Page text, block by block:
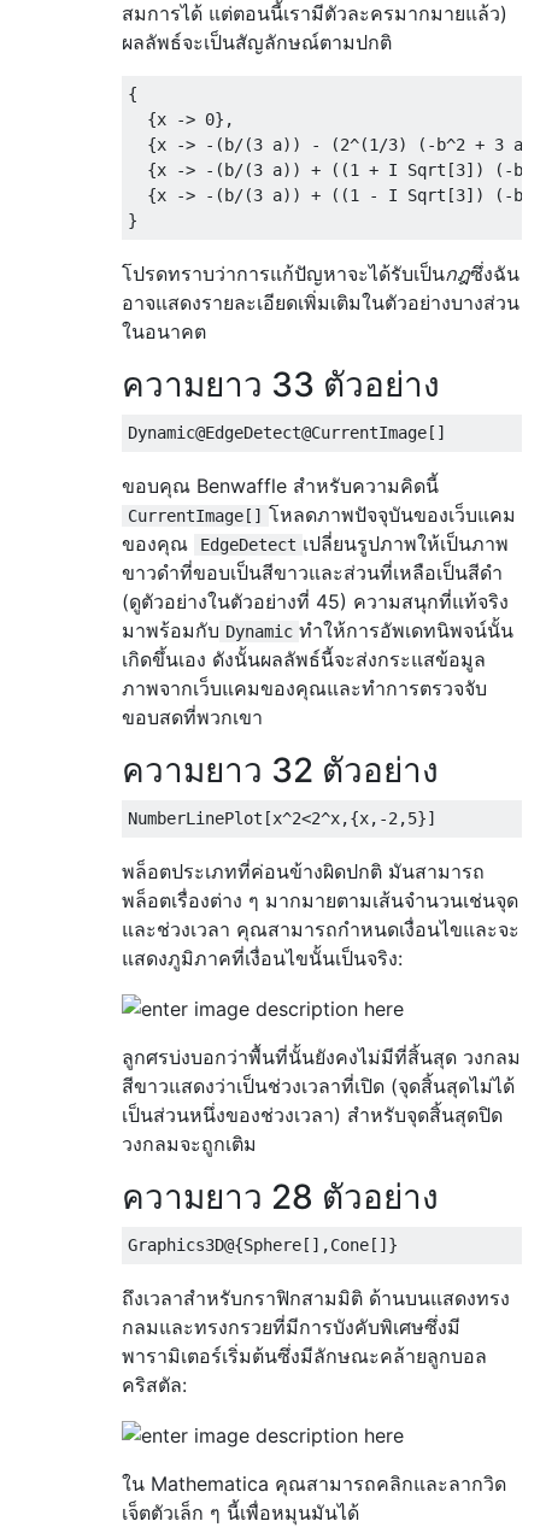
สมการได้ แต่ตอนนี้เรามีตัวละครมากมายแล้ว)
ผลลัพธ์จะเป็นสัญลักษณ์ตามปกติ
{
{x -> 0},
{x -> -( b/(3 a)) - (2^(1/3) (- b^2 + 3 a
{x -> -( b/(3 a)) + ((1 + I Sqrt [3]) (- b
{x -> -( b/(3 a)) + ((1 - I Sqrt [3]) (- b
}
โปรดทราบว่าการแก้ปัญหาจะได้รับเป็นกฎซึ่งฉัน
อาจแสดงรายละเอียดเพิ่มเติมในตัวอย่างบางส่วน
ในอนาคต
ความยาว 33 ตัวอย่าง
Dynamic@EdgeDetect@CurrentImage []
ขอบคุณ Benwaffle สำหรับความคิดนี้
CurrentImage[] โหลดภาพปัจจุบันของเว็บแคม
ของคุณ
EdgeDetect เปลี่ยนรูปภาพให้เป็นภาพ
ขาวดำที่ขอบเป็นสีขาวและส่วนที่เหลือเป็นสีดำ
(ดูตัวอย่างในตัวอย่างที่ 45) ความสนุกที่แท้จริง
มาพร้อมกับ Dynamic ทำให้การอัพเดทนิพจน์นั้น
เกิดขึ้นเอง ดังนั้นผลลัพธ์นี้จะส่งกระแสข้อมูล
ภาพจากเว็บแคมของคุณและทำการตรวจจับ
ขอบสดที่พวกเขา
ความยาว 32 ตัวอย่าง
NumberLinePlot [x^2<2^x,{x,-2,5}]
พล็อตประเภทที่ค่อนข้างผิดปกติ มันสามารถ
พล็อตเรื่องต่าง ๆ มากมายตามเส้นจำนวนเช่นจุด
และช่วงเวลา คุณสามารถกำหนดเงื่อนไขและจะ
แสดงภูมิภาคที่เงื่อนไขนั้นเป็นจริง:
ลูกศรบ่งบอกว่าพื้นที่นั้นยังคงไม่มีที่สิ้นสุด วงกลม
สีขาวแสดงว่าเป็นช่วงเวลาที่เปิด (จุดสิ้นสุดไม่ได้
เป็นส่วนหนึ่งของช่วงเวลา) สำหรับจุดสิ้นสุดปิด
วงกลมจะถูกเติม
ความยาว 28 ตัวอย่าง
Graphics3D@{Sphere [],Cone []}
ถึงเวลาสำหรับกราฟิกสามมิติ ด้านบนแสดงทรง
กลมและทรงกรวยที่มีการบังคับพิเศษซึ่งมี
พารามิเตอร์เริ่มต้นซึ่งมีลักษณะคล้ายลูกบอล
คริสตัล:
ใน Mathematica คุณสามารถคลิกและลากวิด
เจ็ตตัวเล็ก ๆ นี้เพื่อหมุนมันได้